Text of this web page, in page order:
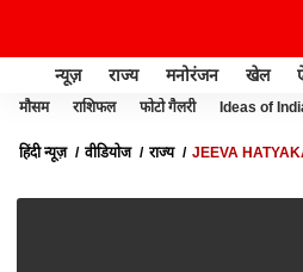
न्यूज़ राज्य मनोरंजन खेल
मौसम राशिफल फोटो गैलरी Ideas of
हिंदी न्यूज़ वीडियोज राज्य
JEEVA